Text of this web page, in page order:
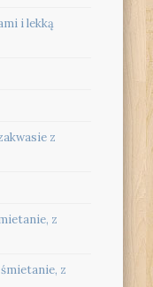
i lekką
z
z
z